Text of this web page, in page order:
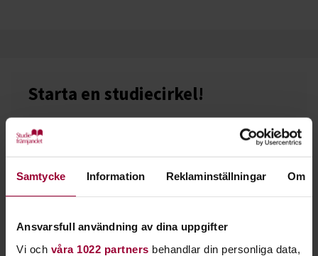
Samtycke Information Reklaminställningar Om
Ansvarsfull användning av dina uppgifter
Vi och våra 1022 partners behandlar din personliga data,
Starta en studiecirkel!
studiecirkel hos Studiefrämjandet.
Läs mer om att starta studiecirkel
Nästa steg